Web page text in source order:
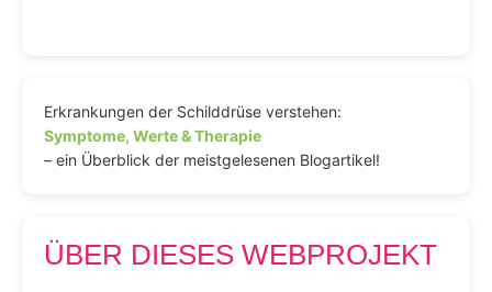
Erkrankungen der Schilddrüse verstehen:
Symptome, Werte & Therapie
– ein Überblick der meistgelesenen Blogartikel!
ÜBER DIESES WEBPROJEKT